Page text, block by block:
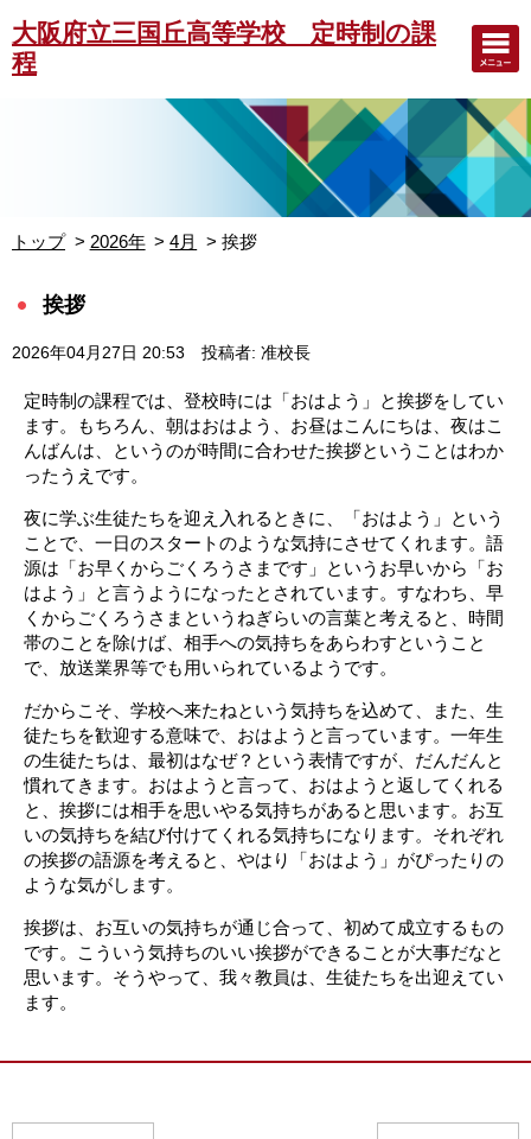
大阪府立三国丘高等学校 定時制の課
程
トップ 2026年 4月 挨拶
挨拶
2026年04月27日 20:53 投稿者: 准校長
定時制の課程では、登校時には「おはよう」と挨拶をしてい
ます。もちろん、朝はおはよう、お昼はこんにちは、夜はこ
んばんは、というのが時間に合わせた挨拶ということはわか
ったうえです。
夜に学ぶ生徒たちを迎え入れるときに、「おはよう」という
ことで、一日のスタートのような気持にさせてくれます。語
源は「お早くからごくろうさまです」というお早いから「お
はよう」と言うようになったとされています。すなわち、早
くからごくろうさまというねぎらいの言葉と考えると、時間
帯のことを除けば、相手への気持ちをあらわすということ
で、放送業界等でも用いられているようです。
だからこそ、学校へ来たねという気持ちを込めて、また、生
徒たちを歓迎する意味で、おはようと言っています。一年生
の生徒たちは、最初はなぜ？という表情ですが、だんだんと
慣れてきます。おはようと言って、おはようと返してくれる
と、挨拶には相手を思いやる気持ちがあると思います。お互
いの気持ちを結び付けてくれる気持ちになります。それぞれ
の挨拶の語源を考えると、やはり「おはよう」がぴったりの
ような気がします。
挨拶は、お互いの気持ちが通じ合って、初めて成立するもの
です。こういう気持ちのいい挨拶ができることが大事だなと
思います。そうやって、我々教員は、生徒たちを出迎えてい
ます。